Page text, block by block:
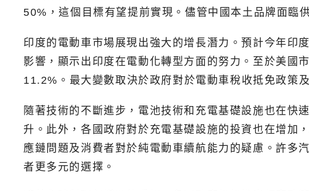
50%，這個目標有望提前實現。儘管中國本土品牌面臨
印度的電動車市場展現出強大的增長潛力。預計今年印
影響，顯示出印度在電動化轉型方面的努力。至於美國
11.2%。最大變數取決於政府對於電動車稅收抵免政策
隨著技術的不斷進步，電池技術和充電基礎設施也在快
升。此外，各國政府對於充電基礎設施的投資也在增加
應鏈問題及消費者對於純電動車續航能力的疑慮。許多
者更多元的選擇。